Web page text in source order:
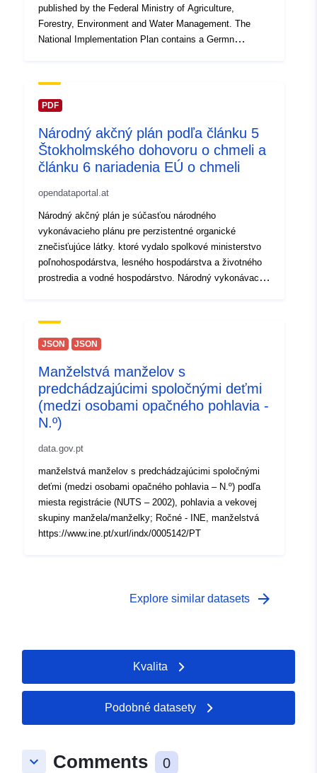
published by the Federal Ministry of Agriculture,
Forestry, Environment and Water Management. The
National Implementation Plan contains a Germn
PDF
Národný akčný plán podľa článku 5
Štokholmského dohovoru o chmeli a
článku 6 nariadenia EÚ o chmeli
opendataportal.at
Národný akčný plán je súčasťou národného
vykonávacieho plánu pre perzistentné organické
znečisťujúce látky. ktoré vydalo spolkové ministerstvo
poľnohospodárstva, lesného hospodárstva a životného
prostredia a vodné hospodárstvo. Národný vykonávací
JSON JSON
Manželstvá manželov s
predchádzajúcimi spoločnými deťmi
(medzi osobami opačného pohlavia -
N.º)
data.gov.pt
manželstvá manželov s predchádzajúcimi spoločnými
deťmi (medzi osobami opačného pohlavia – N.º) podľa
miesta registrácie (NUTS – 2002), pohlavia a vekovej
skupiny manžela/manželky; Ročné - INE, manželstvá
https://www.ine.pt/xurl/indx/0005142/PT
Explore similar datasets arrow_forward
Kvalita
Podobné datasety
keyboard_arrow_down Comments 0